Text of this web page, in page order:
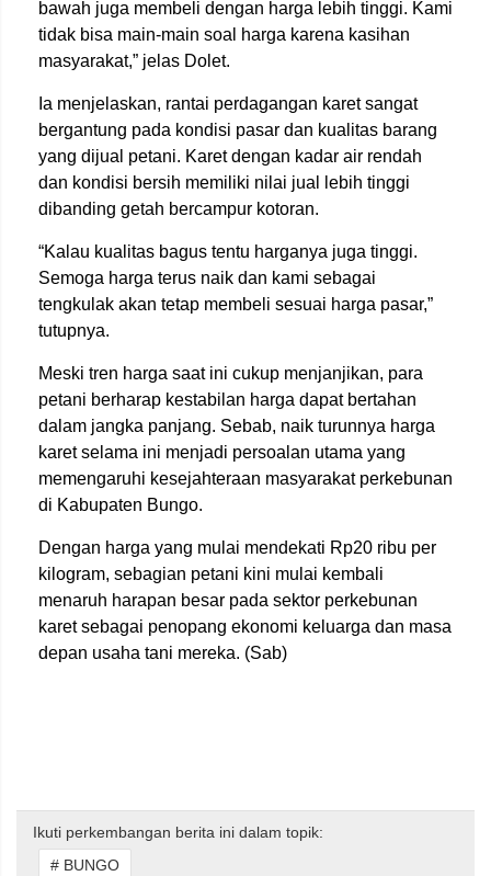
bawah juga membeli dengan harga lebih tinggi. Kami
tidak bisa main-main soal harga karena kasihan
masyarakat,” jelas Dolet.
Ia menjelaskan, rantai perdagangan karet sangat
bergantung pada kondisi pasar dan kualitas barang
yang dijual petani. Karet dengan kadar air rendah
dan kondisi bersih memiliki nilai jual lebih tinggi
dibanding getah bercampur kotoran.
“Kalau kualitas bagus tentu harganya juga tinggi.
Semoga harga terus naik dan kami sebagai
tengkulak akan tetap membeli sesuai harga pasar,”
tutupnya.
Meski tren harga saat ini cukup menjanjikan, para
petani berharap kestabilan harga dapat bertahan
dalam jangka panjang. Sebab, naik turunnya harga
karet selama ini menjadi persoalan utama yang
memengaruhi kesejahteraan masyarakat perkebunan
di Kabupaten Bungo.
Dengan harga yang mulai mendekati Rp20 ribu per
kilogram, sebagian petani kini mulai kembali
menaruh harapan besar pada sektor perkebunan
karet sebagai penopang ekonomi keluarga dan masa
depan usaha tani mereka. (Sab)
Ikuti perkembangan berita ini dalam topik:
# BUNGO